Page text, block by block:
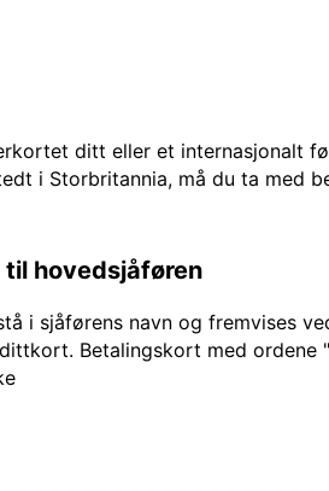
ditt eller et internasjonalt
i Storbritannia, må du ta med
hovedsjåføren
i sjåførens navn og fremvises
Betalingskort med ordene